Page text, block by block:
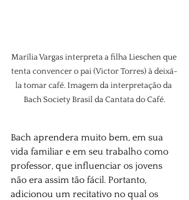
Marília Vargas interpreta a filha Lieschen que
tenta convencer o pai (Victor Torres) à deixá-
la tomar café. Imagem da interpretação da
Bach Society Brasil da Cantata do Café.
Bach aprendera muito bem, em sua
vida familiar e em seu trabalho como
professor, que influenciar os jovens
não era assim tão fácil. Portanto,
adicionou um recitativo no qual os